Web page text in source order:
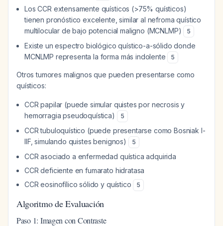
Los CCR extensamente quísticos (>75% quísticos)
tienen pronóstico excelente, similar al nefroma quístico
multilocular de bajo potencial maligno (MCNLMP)
5
Existe un espectro biológico quístico-a-sólido donde
MCNLMP representa la forma más indolente
5
Otros tumores malignos que pueden presentarse como
quísticos:
CCR papilar (puede simular quistes por necrosis y
hemorragia pseudoquística)
5
CCR tubuloquístico (puede presentarse como Bosniak I-
IIF, simulando quistes benignos)
5
CCR asociado a enfermedad quística adquirida
CCR deficiente en fumarato hidratasa
CCR eosinofílico sólido y quístico
5
Algoritmo de Evaluación
Paso 1: Imagen con Contraste